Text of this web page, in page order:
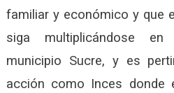
familiar y económico y que
siga multiplicándose
municipio Sucre, y es
acción como Inces donde